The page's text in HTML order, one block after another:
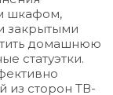
шкафом,
закрытыми
домашнюю
статуэтки.
из сторон ТВ-